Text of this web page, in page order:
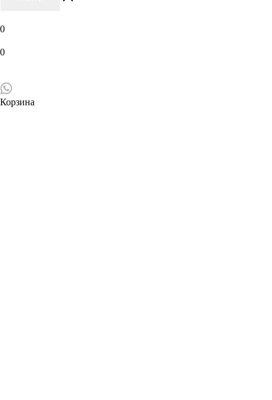
0
0
Корзина